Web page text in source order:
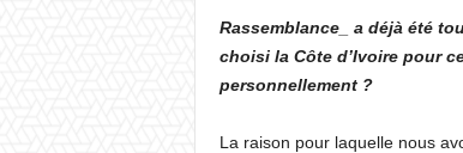
Rassemblance_ a déjà été
choisi la Côte d’Ivoire pour
personnellement ?
La raison pour laquelle nous